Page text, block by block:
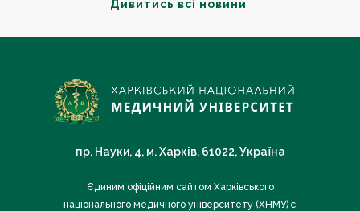
Дивитись всі новини
пр. Науки, 4, м. Харків, 61022, Україна
Єдиним офіційним сайтом Харківського
національного медичного університету (ХНМУ) є